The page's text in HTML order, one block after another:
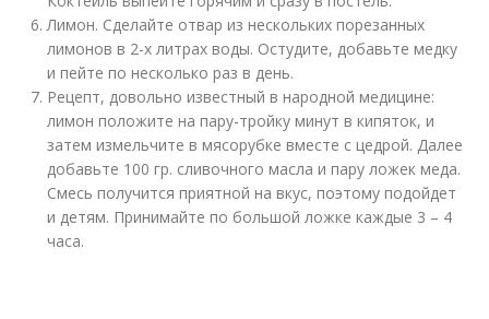
Лимон. Сделайте отвар из нескольких порезанных
лимонов в 2-х литрах воды. Остудите, добавьте медку
и пейте по несколько раз в день.
Рецепт, довольно известный в народной медицине:
лимон положите на пару-тройку минут в кипяток, и
затем измельчите в мясорубке вместе с цедрой. Далее
добавьте 100 гр. сливочного масла и пару ложек меда.
Смесь получится приятной на вкус, поэтому подойдет
и детям. Принимайте по большой ложке каждые 3 – 4
часа.